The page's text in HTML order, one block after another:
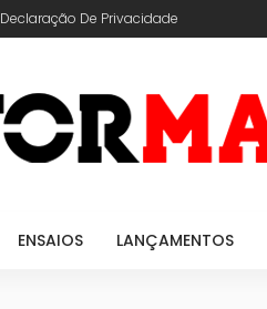
Declaração De Privacidade
ENSAIOS LANÇAMENTOS